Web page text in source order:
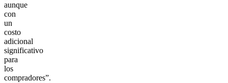
aunque
con
un
costo
adicional
significativo
para
los
compradores”.